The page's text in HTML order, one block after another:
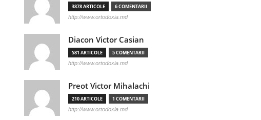
3878 ARTICOLE 6 COMENTARII
http://www.ortodoxia.md
Diacon Victor Casian
581 ARTICOLE 5 COMENTARII
http://www.ortodoxia.md
Preot Victor Mihalachi
210 ARTICOLE 1 COMENTARII
http://www.ortodoxia.md